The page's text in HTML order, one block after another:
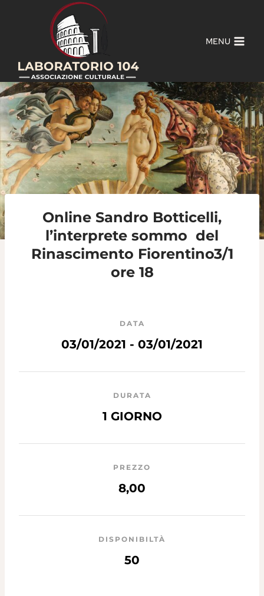
contenuto
MENU
Online Sandro Botticelli,
l’interprete sommo del
Rinascimento Fiorentino3/1
ore 18
DATA
03/01/2021 - 03/01/2021
DURATA
1 GIORNO
PREZZO
8,00
DISPONIBILTÀ
50